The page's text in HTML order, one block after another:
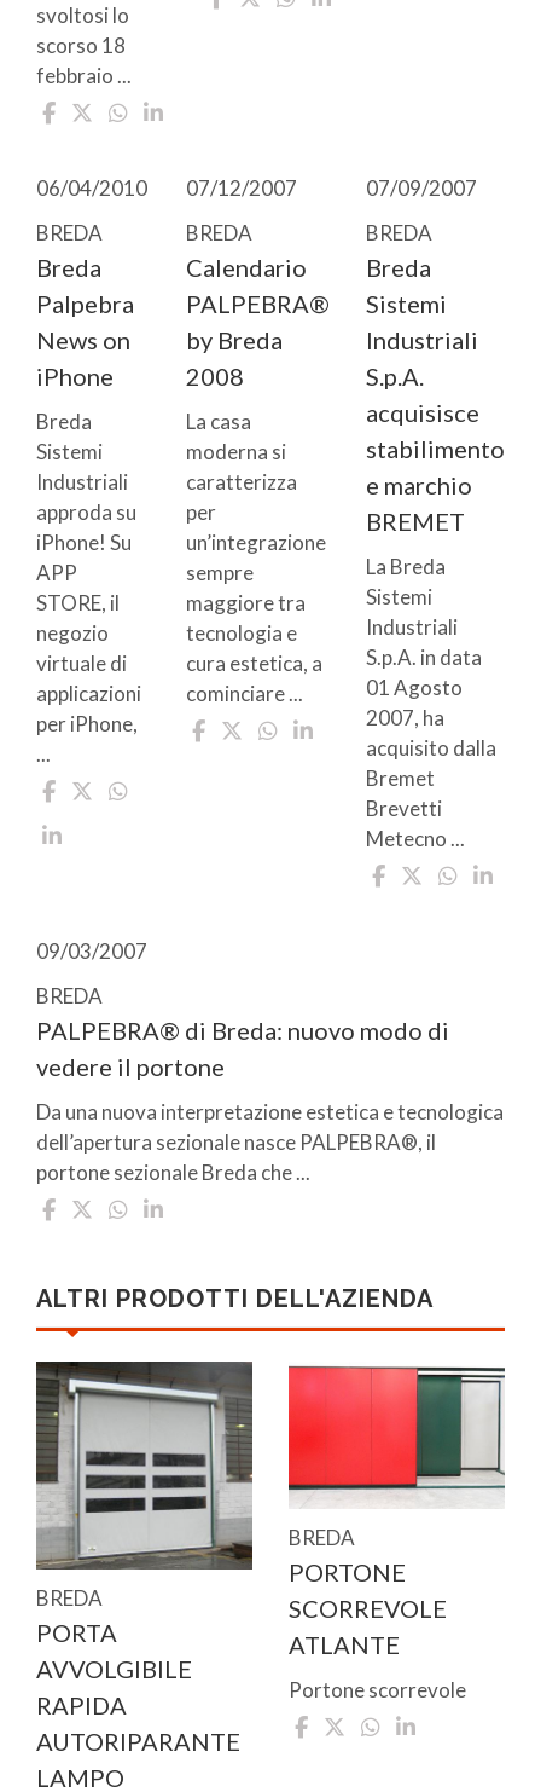
svoltosi lo
scorso 18
febbraio ...
06/04/2010
BREDA
Breda
Palpebra
News on
iPhone
Breda
Sistemi
Industriali
approda su
iPhone! Su
APP
STORE, il
negozio
virtuale di
applicazioni
per iPhone,
...
07/12/2007
BREDA
Calendario
PALPEBRA®
by Breda
2008
La casa
moderna si
caratterizza
per
un’integrazione
sempre
maggiore tra
tecnologia e
cura estetica, a
cominciare ...
07/09/2007
BREDA
Breda
Sistemi
Industriali
S.p.A.
acquisisce
stabilimento
e marchio
BREMET
La Breda
Sistemi
Industriali
S.p.A. in data
01 Agosto
2007, ha
acquisito dalla
Bremet
Brevetti
Metecno ...
09/03/2007
BREDA
PALPEBRA® di Breda: nuovo modo di
vedere il portone
Da una nuova interpretazione estetica e tecnologica
dell’apertura sezionale nasce PALPEBRA®, il
portone sezionale Breda che ...
ALTRI PRODOTTI DELL'AZIENDA
BREDA
PORTA
AVVOLGIBILE
RAPIDA
AUTORIPARANTE
LAMPO
BREDA
PORTONE
SCORREVOLE
ATLANTE
Portone scorrevole